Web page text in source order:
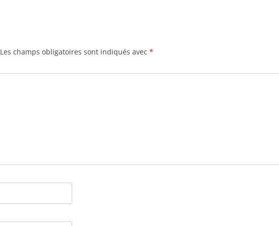
Les champs obligatoires sont indiqués avec *